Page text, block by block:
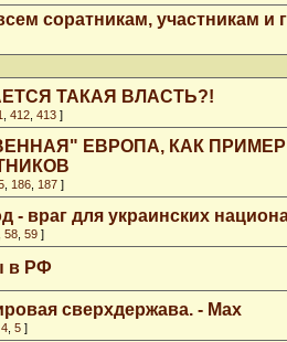
соратникам, участникам и
ТАКАЯ ВЛАСТЬ?!
412 413 ]
ЕВРОПА, КАК
186 187 ]
- враг для украинских
58 59 ]
в РФ
сверхдержава. - Max
4 5 ]